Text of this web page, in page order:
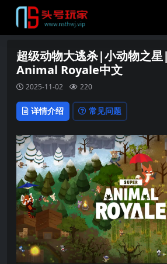
超级动物大逃杀|小动物之
Animal Royale中文
2025-11-02 220
详情介绍 常见问题